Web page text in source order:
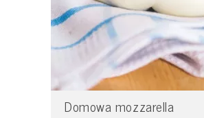
Domowa mozzarella